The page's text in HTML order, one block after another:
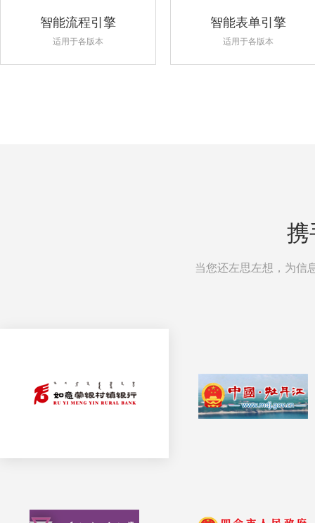
智能流程引擎
适用于各版本
智能表单引擎
适用于各版本
携
当您还左思左想，为信